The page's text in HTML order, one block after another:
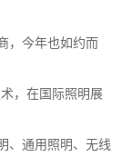
，今年也如约而
，在国际照明展
、通用照明、无线